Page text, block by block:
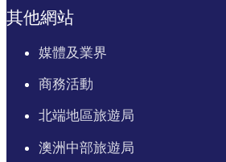
其他網站
媒體及業界
商務活動
北端地區旅遊局
澳洲中部旅遊局